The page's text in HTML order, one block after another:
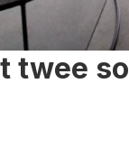
twee